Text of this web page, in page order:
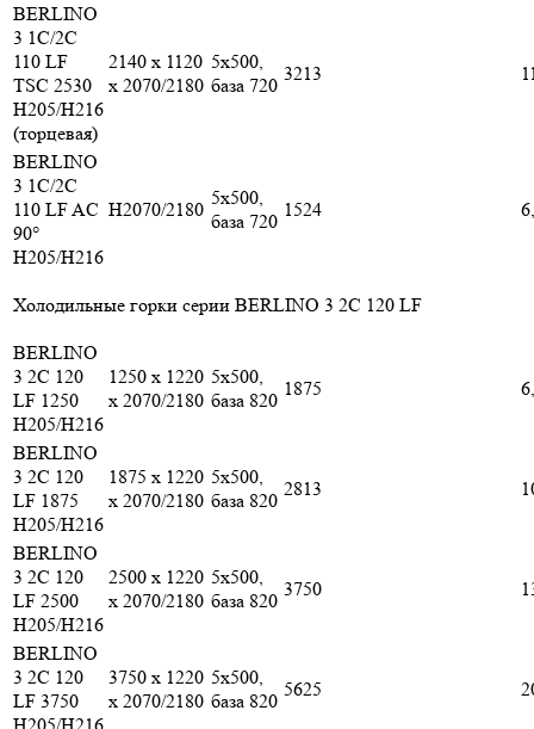
BERLINO
3 1C/2C
110 LF
TSC 2530
H205/H216
(торцевая)
2140 x 1120
x 2070/2180
5x500,
база 720
3213
BERLINO
3 1C/2C
110 LF AC
90°
H205/H216
H2070/2180
5x500,
база 720
1524
Холодильные горки серии BERLINO 3 2С 120 LF
BERLINO
3 2C 120
LF 1250
H205/H216
1250 x 1220
x 2070/2180
5x500,
база 820
1875
BERLINO
3 2C 120
LF 1875
H205/H216
1875 x 1220
x 2070/2180
5x500,
база 820
2813
BERLINO
3 2C 120
LF 2500
H205/H216
2500 x 1220
x 2070/2180
5x500,
база 820
3750
BERLINO
3 2C 120
LF 3750
H205/H216
3750 x 1220
x 2070/2180
5x500,
база 820
5625